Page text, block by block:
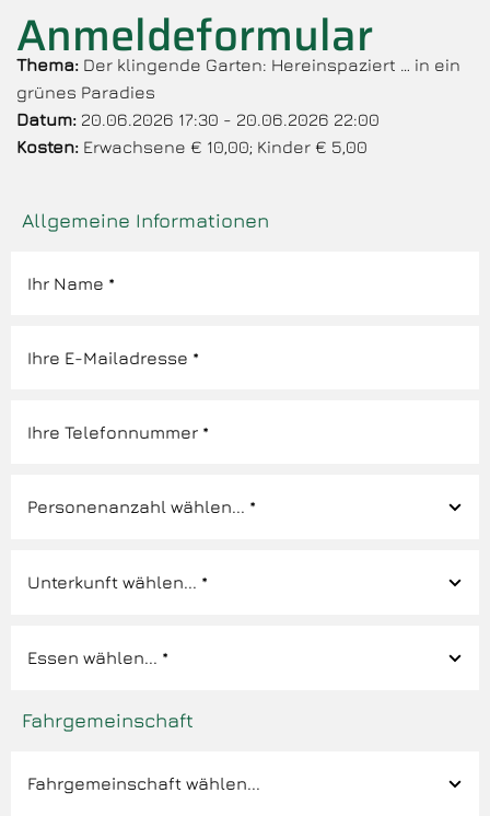
Anmeldeformular
Thema: Der klingende Garten: Hereinspaziert … in ein
grünes Paradies
Datum: 20.06.2026 17:30 - 20.06.2026 22:00
Kosten: Erwachsene € 10,00; Kinder € 5,00
Allgemeine Informationen
Fahrgemeinschaft